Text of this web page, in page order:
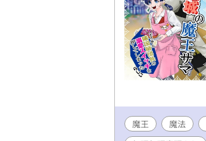
魔王 魔法